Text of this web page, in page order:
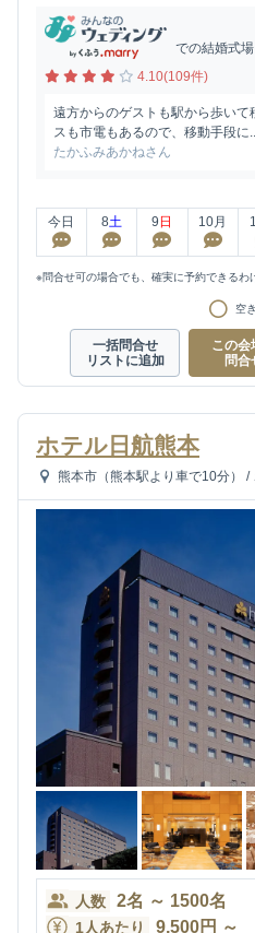
での結婚式
4.10(109件)
遠方からのゲストも駅から歩い
スも市電もあるので、移動手段に...
たかふみあかねさん
今日 8土 9 日 10月
※問合せ可の場合でも、確実に予約できるわ
空
一括問合せ
リストに追加
この会
問合
ホテル日航熊本
熊本市（熊本駅より車で10分） /
人数 2名 ～ 1500名
1人あたり 9,500円 ～